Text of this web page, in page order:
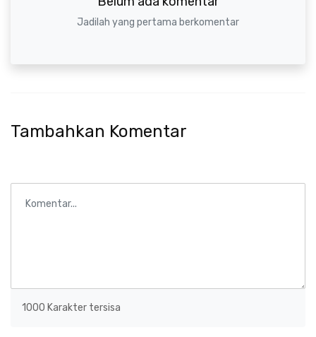
Jadilah yang pertama berkomentar
Tambahkan Komentar
1000 Karakter tersisa